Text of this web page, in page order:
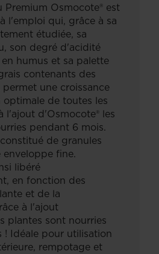
Premium Osmocote® est
l'emploi qui, grâce à sa
étudiée, sa
son degré d'acidité
humus et sa palette
contenants des
une croissance
de toutes les
l'ajout d'Osmocote® les
pendant 6 mois.
de granules
fine.
libéré
en fonction des
et de la
à l'ajout
plantes sont nourries
! Idéale pour utilisation
rempotage et